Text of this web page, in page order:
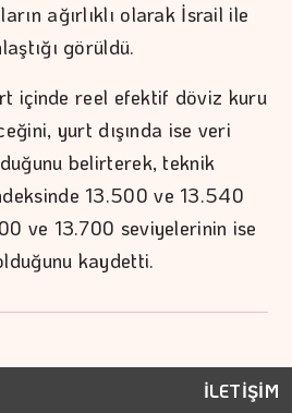
ağırlıklı olarak İsrail ile
görüldü.
içinde reel efektif döviz kuru
yurt dışında ise veri
belirterek, teknik
13.500 ve 13.540
ve 13.700 seviyelerinin ise
kaydetti.
İLETİŞİM